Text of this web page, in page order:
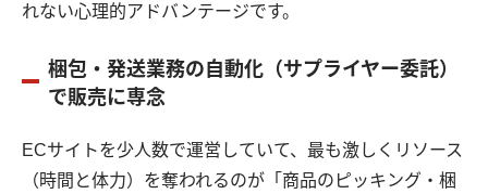
れない心理的アドバンテージです。
梱包・発送業務の自動化（サプライヤー委託）
で販売に専念
ECサイトを少人数で運営していて、最も激しくリソース
（時間と体力）を奪われるのが「商品のピッキング・梱